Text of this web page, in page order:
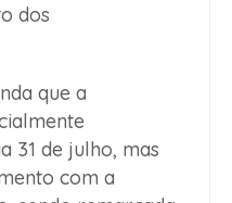
dos
que a
31 de julho, mas
com a